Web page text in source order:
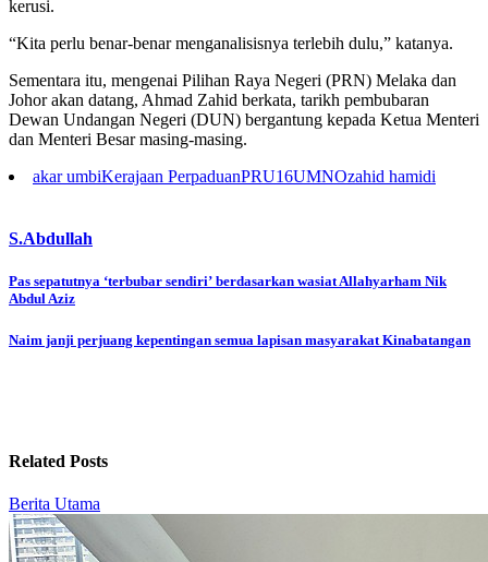
kerusi.
“Kita perlu benar-benar menganalisisnya terlebih dulu,” katanya.
Sementara itu, mengenai Pilihan Raya Negeri (PRN) Melaka dan
Johor akan datang, Ahmad Zahid berkata, tarikh pembubaran
Dewan Undangan Negeri (DUN) bergantung kepada Ketua Menteri
dan Menteri Besar masing-masing.
akar umbiKerajaan PerpaduanPRU16UMNOzahid hamidi
S.Abdullah
Post
navigation
Pas sepatutnya ‘terbubar sendiri’ berdasarkan wasiat Allahyarham Nik
Abdul Aziz
Naim janji perjuang kepentingan semua lapisan masyarakat Kinabatangan
Related Posts
Berita Utama